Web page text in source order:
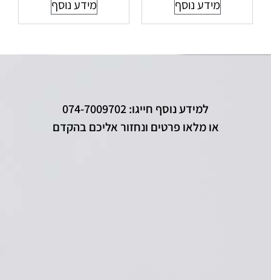
מידע נוסף מידע נוסף
למידע נוסף חייגו: 074-7009702
או מלאו פרטים ונחזור אליכם בהקדם